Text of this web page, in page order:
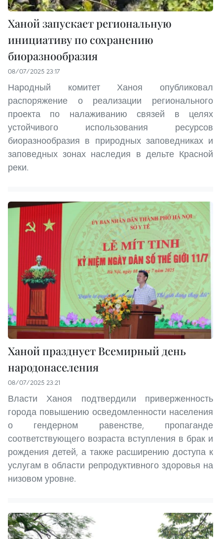
Ханой запускает региональную
инициативу по сохранению
биоразнообразия
08/07/2025 23:17
Народный комитет Ханоя опубликовал
распоряжение о реализации регионального
проекта по налаживанию связей в целях
устойчивого использования ресурсов
биоразнообразия в природных заповедниках и
заповедных зонах наследия в дельте Красной
реки.
Ханой празднует Всемирный день
народонаселения
08/07/2025 23:21
Власти Ханоя подтвердили приверженность
города повышению осведомленности населения
о гендерном равенстве, пропаганде
соответствующего возраста вступления в брак и
рождения детей, а также расширению доступа к
услугам в области репродуктивного здоровья на
низовом уровне.